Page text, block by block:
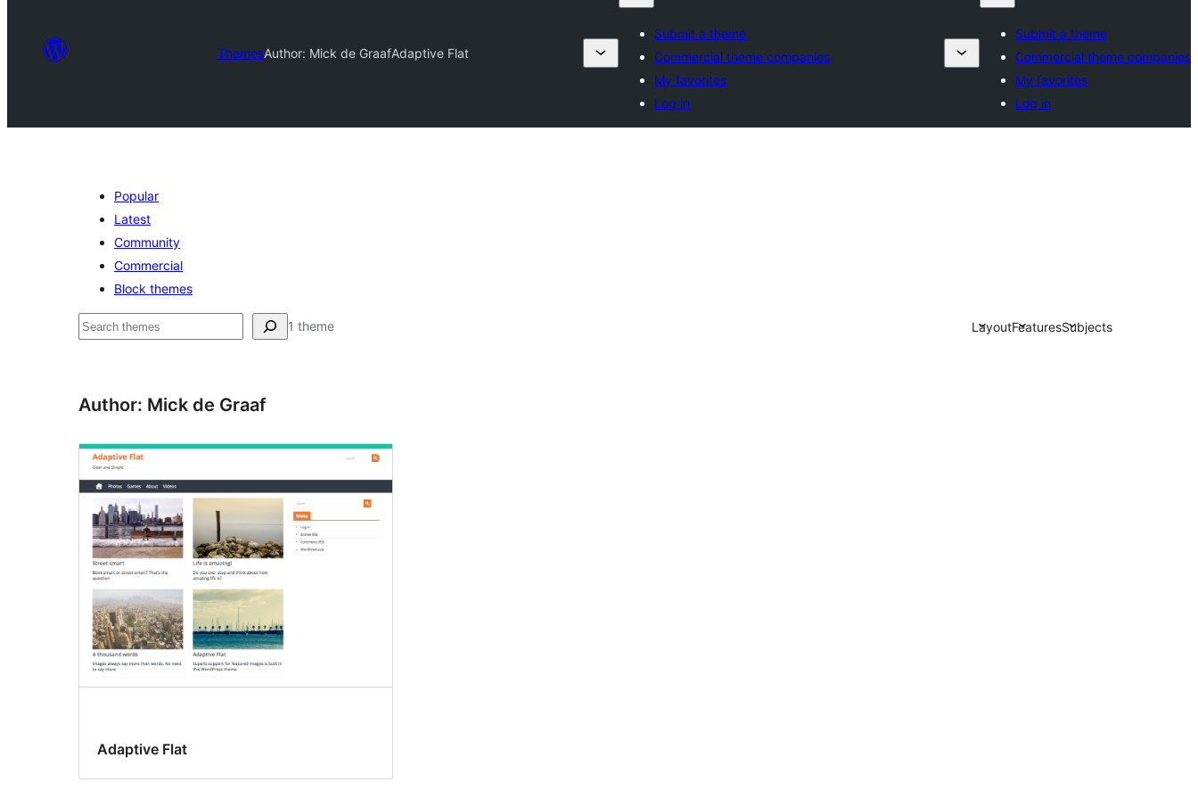
ThemesAuthor: Mick de GraafAdaptive Flat
Submit a theme
Commercial theme companies
My favorites
Log in
Submit a theme
Commercial theme companies
My favorites
Log in
Popular
Latest
Community
Commercial
Block themes
تلاش 1 theme LayoutFeaturesSubjects
Author: Mick de Graaf
Adaptive Flat